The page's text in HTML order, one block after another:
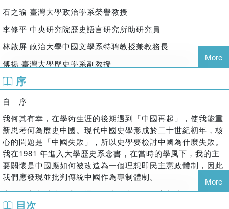
有著密不可分的關係。
◎「天下」是什麼？
宗教在古代的重要性，即使進入「天」信仰時代也不曾改變。
所謂「天下」是專指由「天」主宰秩序的領域，因此可視為一
套宗教制度。但是「天」的秩序，無法單靠神自己來彰顯，需
要透過一位人間的王者「治天下」以執行，「天子」也就應運
而生。秦始皇「并天下」後，「天子」這一身分更獲得一個沿
用兩千多年的新稱號——「皇帝」。
◎重新認識「皇帝」與「天下國家」
不同於過去習慣從政治角度分析「皇帝」與「天下」，甘懷真
教授改由宗教面切入，重新詮釋秦始皇創建「皇帝」稱號的真
正目的。在理清人間的皇帝如何透過郊祀禮與「天」建立宗教
關係的同時，也為讀者揭露中國何以在漫漫歷史長河中始終能
石之瑜 臺灣大學政治學系榮譽教授
李修平 中央研究院歷史語言研究所助研究員
林啟屏 政治大學中國文學系特聘教授兼教務長
傅揚 臺灣大學歷史學系副教授
廖咸浩
特聘教授
劉欣寧 中央研究院歷史語言研究所副研究員
More
序
自 序
我何其有幸，在學術生涯的後期遇到「中國再起」，使我能重
新思考何為歷史中國。現代中國史學形成於二十世紀初年，核
心的問題是「中國失敗」，所以史學要檢討中國為什麼失敗。
我在1981 年進入大學歷史系念書，在當時的學風下，我的主
要關懷是中國應如何被改造為一個理想即民主憲政體制，因此
我們應發現並批判傳統中國作為專制體制。
上了研究所以後，我的課題是中國古代的皇帝制度。因緣際
會，我接觸到戰後日本對此課題的研究，尤其是上世紀六十年
More
目次